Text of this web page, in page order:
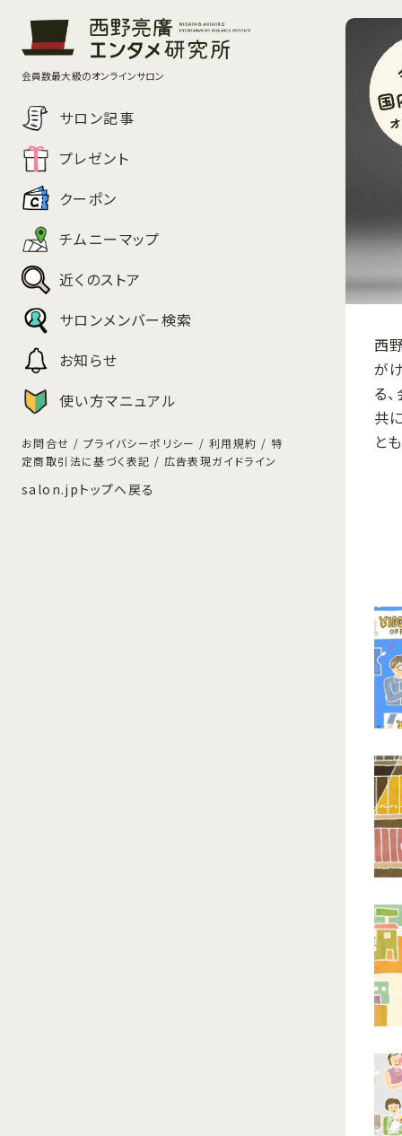
会員数最大級のオンラインサロン
サロン記事
プレゼント
クーポン
チムニーマップ
近くのストア
サロンメンバー検索
お知らせ
使い方マニュアル
お問合せ / プライバシーポリシー / 利用規約 / 特
定商取引法に基づく表記 / 広告表現ガイドライン
salon.jpトップへ戻る
西
が
る
共
と